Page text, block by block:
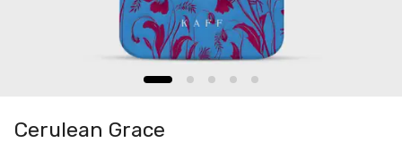
Cerulean Grace